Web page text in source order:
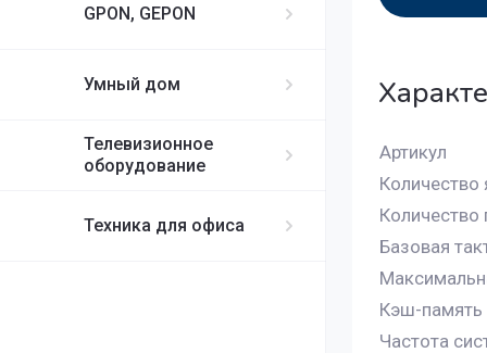
GPON, GEPON
Умный дом
Телевизионное
оборудование
Техника для офиса
Артикул
Количество
Количество
Базовая
Кэш-память
Частота